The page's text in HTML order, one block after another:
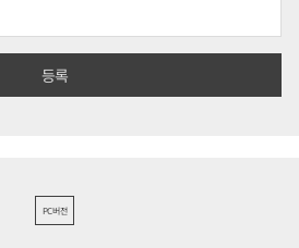
PC버전